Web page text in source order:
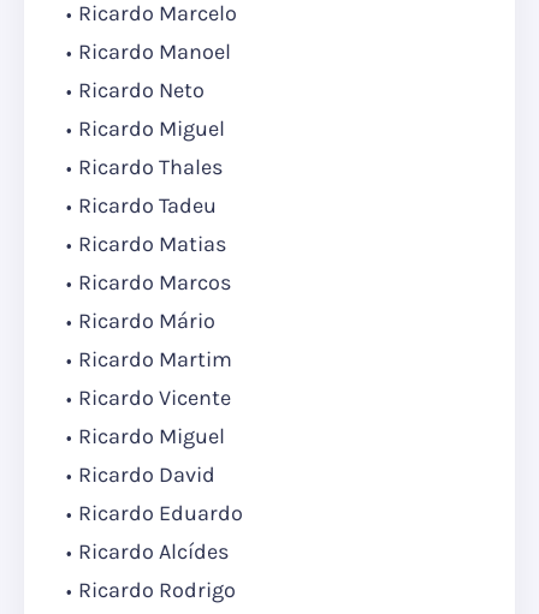
Ricardo Marcelo
Ricardo Manoel
Ricardo Neto
Ricardo Miguel
Ricardo Thales
Ricardo Tadeu
Ricardo Matias
Ricardo Marcos
Ricardo Mário
Ricardo Martim
Ricardo Vicente
Ricardo Miguel
Ricardo David
Ricardo Eduardo
Ricardo Alcídes
Ricardo Rodrigo